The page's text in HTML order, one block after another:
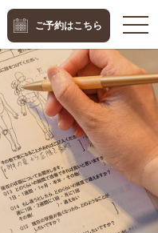
ご予約はこちら